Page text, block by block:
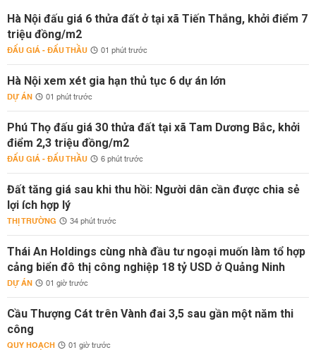
Hà Nội đấu giá 6 thửa đất ở tại xã Tiến Thắng, khởi điểm 7
triệu đồng/m2
ĐẤU GIÁ - ĐẤU THẦU 01 phút trước
Hà Nội xem xét gia hạn thủ tục 6 dự án lớn
DỰ ÁN 01 phút trước
Phú Thọ đấu giá 30 thửa đất tại xã Tam Dương Bắc, khởi
điểm 2,3 triệu đồng/m2
ĐẤU GIÁ - ĐẤU THẦU 6 phút trước
Đất tăng giá sau khi thu hồi: Người dân cần được chia sẻ
lợi ích hợp lý
THỊ TRƯỜNG 34 phút trước
Thái An Holdings cùng nhà đầu tư ngoại muốn làm tổ hợp
cảng biển đô thị công nghiệp 18 tỷ USD ở Quảng Ninh
DỰ ÁN 01 giờ trước
Cầu Thượng Cát trên Vành đai 3,5 sau gần một năm thi
công
QUY HOẠCH 01 giờ trước